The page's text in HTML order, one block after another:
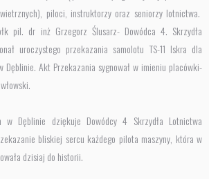
piloci, instruktorzy oraz seniorzy lotnictwa.
pil. dr inż Grzegorz Ślusarz- Dowódca 4. Skrzydła
uroczystego przekazania samolotu TS-11 Iskra dla
Dęblinie. Akt Przekazania sygnował w imieniu placówki-
w Dęblinie dziękuje Dowódcy 4 Skrzydła Lotnictwa
bliskiej sercu każdego pilota maszyny, która w
dzisiaj do historii.